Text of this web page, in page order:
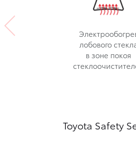
лобового
в зоне покоя
Toyota Safety